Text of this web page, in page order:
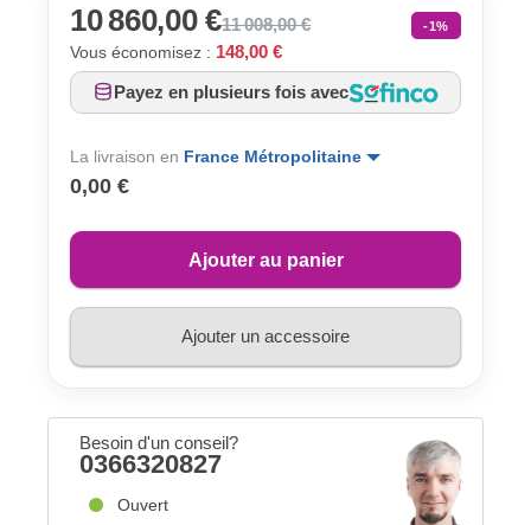
10 860,00 €11 008,00 € -1%
Vous économisez : 148,00 €
Payez en plusieurs fois avec
La livraison en France Métropolitaine
0,00 €
Ajouter au panier
Ajouter un accessoire
Besoin d'un conseil?
0366320827
Ouvert